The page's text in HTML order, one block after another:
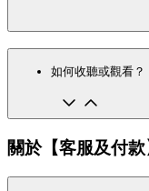
如何收聽或觀看？
關於【客服及付款